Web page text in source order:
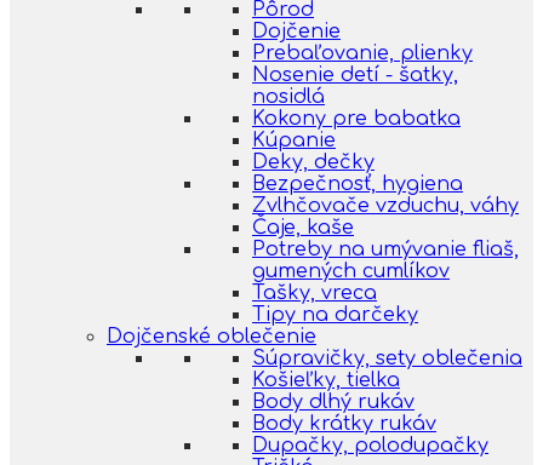
Pôrod
Dojčenie
Prebaľovanie, plienky
Nosenie detí - šatky,
nosidlá
Kokony pre babatka
Kúpanie
Deky, dečky
Bezpečnosť, hygiena
Zvlhčovače vzduchu, váhy
Čaje, kaše
Potreby na umývanie fliaš,
gumených cumlíkov
Tašky, vreca
Tipy na darčeky
Dojčenské oblečenie
Súpravičky, sety oblečenia
Košieľky, tielka
Body dlhý rukáv
Body krátky rukáv
Dupačky, polodupačky